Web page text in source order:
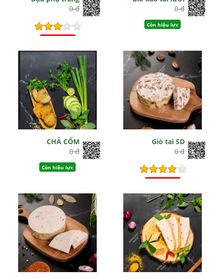
0 đ
0 đ
Còn hiệu lực
CHẢ CỐM
0 đ
Còn hiệu lực
Giò tai SD
0 đ